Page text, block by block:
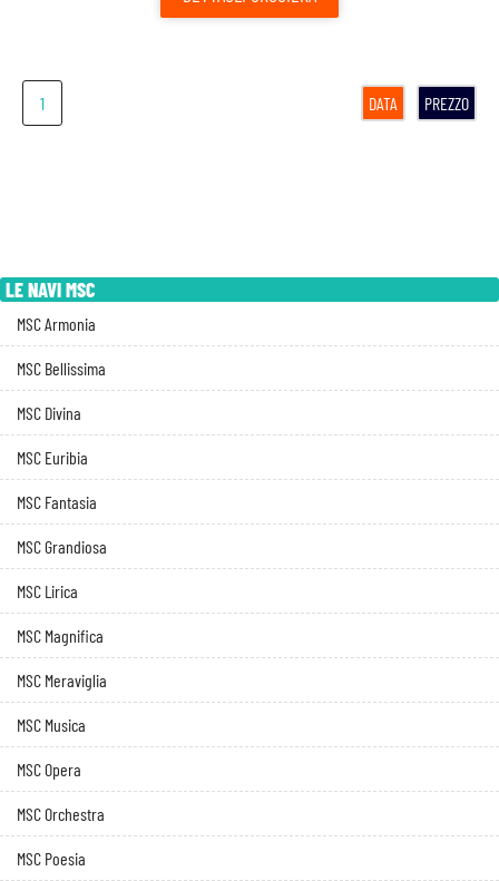
1 DATA PREZZO
LE NAVI MSC
MSC Armonia
MSC Bellissima
MSC Divina
MSC Euribia
MSC Fantasia
MSC Grandiosa
MSC Lirica
MSC Magnifica
MSC Meraviglia
MSC Musica
MSC Opera
MSC Orchestra
MSC Poesia